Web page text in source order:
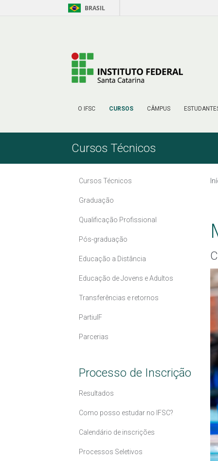
Pular para o Conteúdo BRASIL
O IFSC CURSOS CÂMPUS
Cursos Técnicos
Cursos Técnicos
Graduação
Qualificação Profissional
Pós-graduação
Educação a Distância
Educação de Jovens e Adultos
Transferências e retornos
PartiuIF
Parcerias
Processo de Inscrição
Resultados
Como posso estudar no IFSC?
Calendário de inscrições
Processos Seletivos